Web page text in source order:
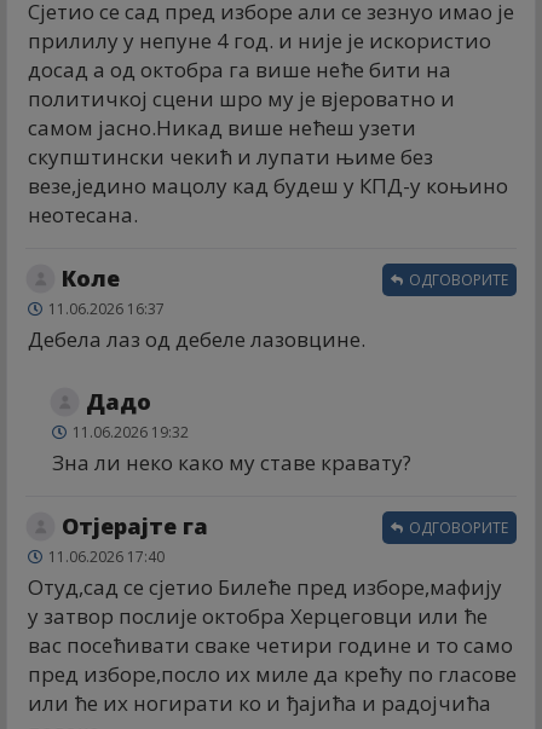
Сјетио се сад пред изборе али се зезнуо имао је
прилилу у непуне 4 год. и није је искористио
досад а од октобра га више неће бити на
политичкој сцени шро му је вјероватно и
самом јасно.Никад више нећеш узети
скупштински чекић и лупати њиме без
везе,једино мацолу кад будеш у КПД-у коњино
неотесана.
Коле
11.06.2026 16:37
Дебела лаз од дебеле лазовцине.
ОДГОВОРИТЕ
Дадо
11.06.2026 19:32
Зна ли неко како му ставе кравату?
Отјерајте га
11.06.2026 17:40
Отуд,сад се сјетио Билеће пред изборе,мафију
у затвор послије октобра Херцеговци или ће
вас посећивати сваке четири године и то само
пред изборе,посло их миле да крећу по гласове
или ће их ногирати ко и ђајића и радојчића
ОДГОВОРИТЕ